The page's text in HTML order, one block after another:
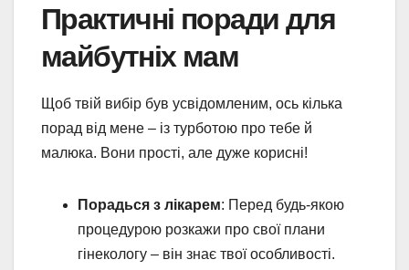
Практичні поради для
майбутніх мам
Щоб твій вибір був усвідомленим, ось кілька
порад від мене – із турботою про тебе й
малюка. Вони прості, але дуже корисні!
Порадься з лікарем: Перед будь-якою
процедурою розкажи про свої плани
гінекологу – він знає твої особливості.